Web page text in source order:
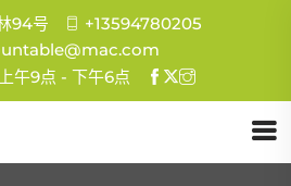
94号
+13594780205
午9点 - 下午6点